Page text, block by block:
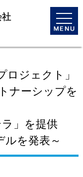
toggle
社
ロジェクト」
ナーシップを
」を提供
ルを発表～